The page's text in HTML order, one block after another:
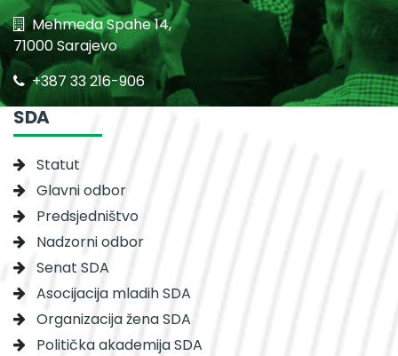
Mehmeda Spahe 14,
71000 Sarajevo
+387 33 216-906
SDA
Statut
Glavni odbor
Predsjedništvo
Nadzorni odbor
Senat SDA
Asocijacija mladih SDA
Organizacija žena SDA
Politička akademija SDA